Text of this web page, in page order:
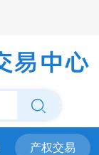
产权交易